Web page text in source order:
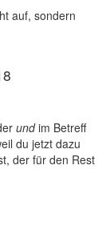
auf, sondern
undim Betreff
du jetzt dazu
der für den Rest